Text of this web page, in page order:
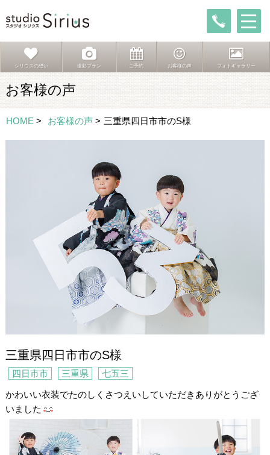
シリウスの想い 撮影プラン ご予約 お客様の声 フォトギャラリー
お客様の声
HOME > お客様の声 > 三重県四日市市のS様
三重県四日市市のS様
四日市市 三重県 七五三
かわいい衣装でたのしくさつえいしていただきありがとうござ
いました